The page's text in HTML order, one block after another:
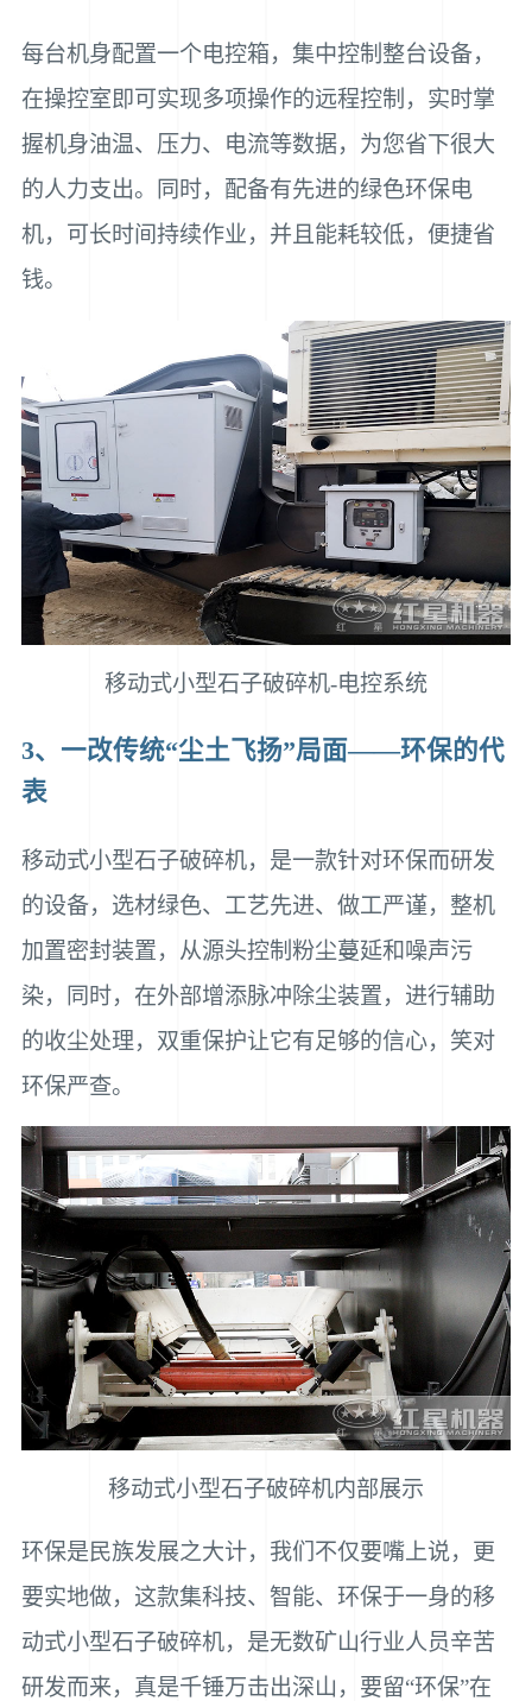
每台机身配置一个电控箱，集中控制整台设备，
在操控室即可实现多项操作的远程控制，实时掌
握机身油温、压力、电流等数据，为您省下很大
的人力支出。同时，配备有先进的绿色环保电
机，可长时间持续作业，并且能耗较低，便捷省
钱。
移动式小型石子破碎机-电控系统
3、一改传统“尘土飞扬”局面——环保的代
表
移动式小型石子破碎机，是一款针对环保而研发
的设备，选材绿色、工艺先进、做工严谨，整机
加置密封装置，从源头控制粉尘蔓延和噪声污
染，同时，在外部增添脉冲除尘装置，进行辅助
的收尘处理，双重保护让它有足够的信心，笑对
环保严查。
移动式小型石子破碎机内部展示
环保是民族发展之大计，我们不仅要嘴上说，更
要实地做，这款集科技、智能、环保于一身的移
动式小型石子破碎机，是无数矿山行业人员辛苦
研发而来，真是千锤万击出深山，要留“环保”在